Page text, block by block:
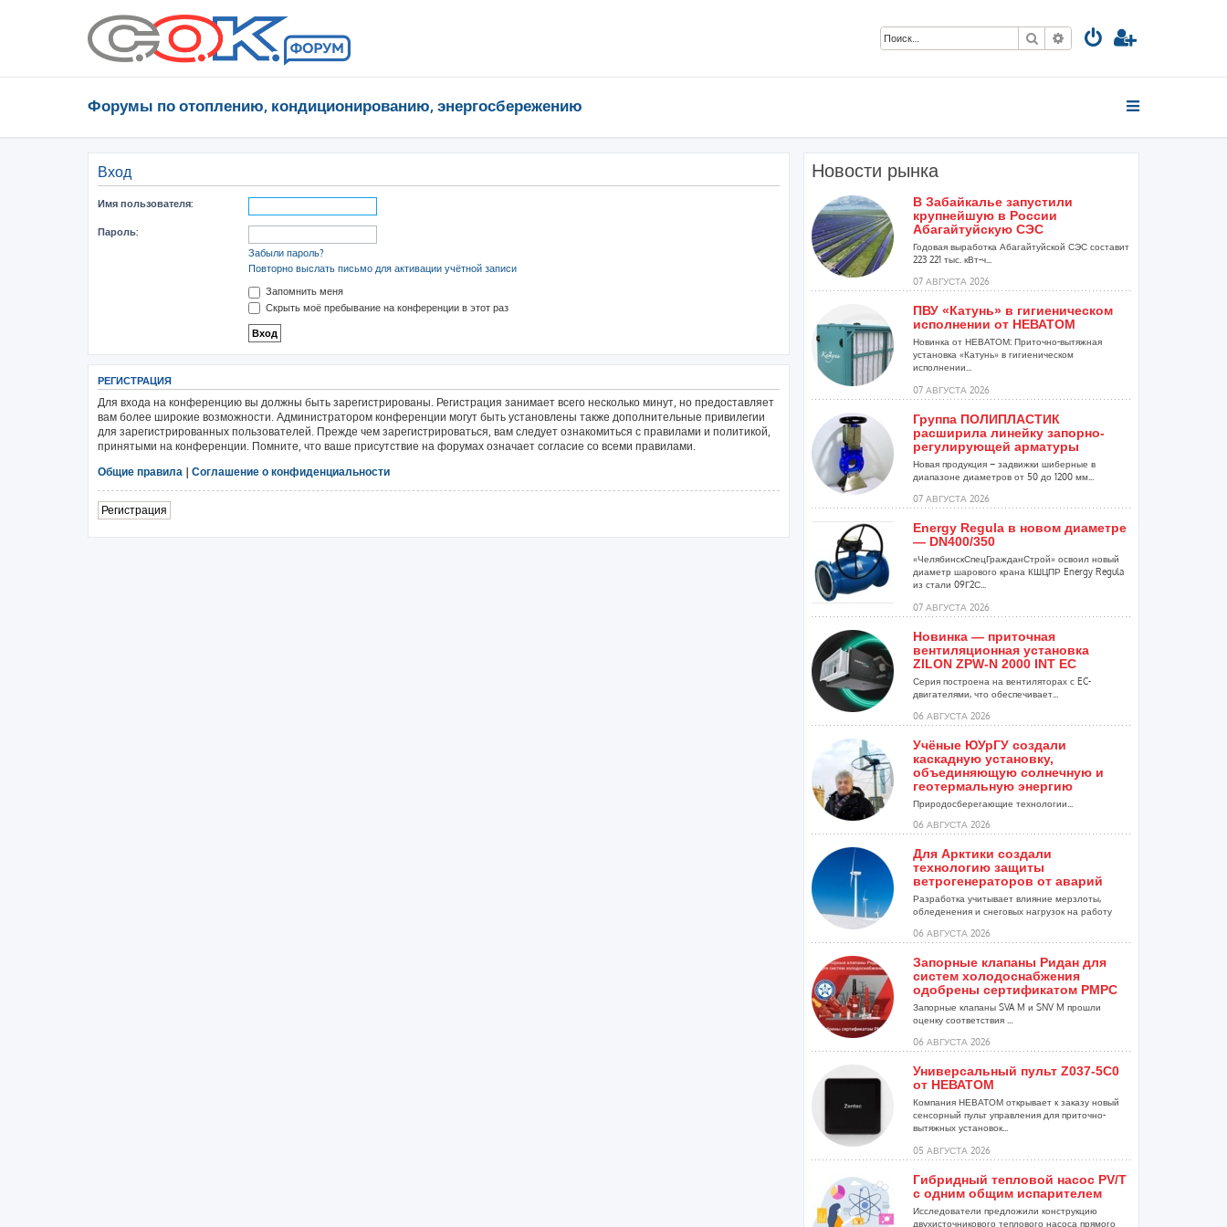
Поиск Расширенный поиск
Форумы по отоплению, кондиционированию, энергосбережению
Вход
Имя пользователя:
Пароль:
Забыли пароль?
Повторно выслать письмо для активации учётной записи
Запомнить меня
Скрыть моё пребывание на конференции в этот раз
РЕГИСТРАЦИЯ
Для входа на конференцию вы должны быть зарегистрированы. Регистрация занимает всего несколько минут, но предоставляет
вам более широкие возможности. Администратором конференции могут быть установлены также дополнительные привилегии
для зарегистрированных пользователей. Прежде чем зарегистрироваться, вам следует ознакомиться с правилами и политикой,
принятыми на конференции. Помните, что ваше присутствие на форумах означает согласие со всеми правилами.
Общие правила | Соглашение о конфиденциальности
Регистрация
Новости рынка
В Забайкалье запустили
крупнейшую в России
Абагайтуйскую СЭС
Годовая выработка Абагайтуйской СЭС составит
223 221 тыс. кВт-ч...
07 АВГУСТА 2026
ПВУ «Катунь» в гигиеническом
исполнении от НЕВАТОМ
Новинка от НЕВАТОМ: Приточно-вытяжная
установка «Катунь» в гигиеническом
исполнении...
07 АВГУСТА 2026
Группа ПОЛИПЛАСТИК
расширила линейку запорно-
регулирующей арматуры
Новая продукция – задвижки шиберные в
диапазоне диаметров от 50 до 1200 мм...
07 АВГУСТА 2026
Energy Regula в новом диаметре
— DN400/350
«ЧелябинскСпецГражданСтрой» освоил новый
диаметр шарового крана КШЦПР Energy Regula
из стали 09Г2С...
07 АВГУСТА 2026
Новинка — приточная
вентиляционная установка
ZILON ZPW-N 2000 INT EC
Серия построена на вентиляторах с EC-
двигателями, что обеспечивает...
06 АВГУСТА 2026
Учёные ЮУрГУ создали
каскадную установку,
объединяющую солнечную и
геотермальную энергию
Природосберегающие технологии...
06 АВГУСТА 2026
Для Арктики создали
технологию защиты
ветрогенераторов от аварий
Разработка учитывает влияние мерзлоты,
обледенения и снеговых нагрузок на работу
06 АВГУСТА 2026
Запорные клапаны Ридан для
систем холодоснабжения
одобрены сертификатом РМРС
Запорные клапаны SVA M и SNV M прошли
оценку соответствия ...
06 АВГУСТА 2026
Универсальный пульт Z037-5C0
от НЕВАТОМ
Компания НЕВАТОМ открывает к заказу новый
сенсорный пульт управления для приточно-
вытяжных установок...
05 АВГУСТА 2026
Гибридный тепловой насос PV/T
с одним общим испарителем
Исследователи предложили конструкцию
двухисточникового теплового насоса прямого